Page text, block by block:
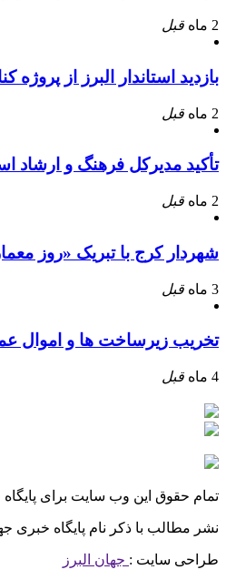
2 ماه قبل
بازدید استاندار البرز از
2 ماه قبل
تأکید مدیرکل فرهنگ و ارشاد
2 ماه قبل
شهردار کرج با تبریک «روز
3 ماه قبل
تخریب زیرساخت ها و اموال
4 ماه قبل
تمام حقوق این وب سایت برای
نشر مطالب با ذکر نام پایگاه خبری
طراحی سایت : جهان البرز